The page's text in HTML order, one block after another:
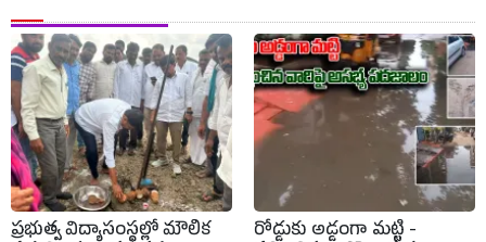
ప్రభుత్వ విద్యాసంస్థల్లో మౌలిక రోడ్డుకు అడ్డంగా మట్టి -